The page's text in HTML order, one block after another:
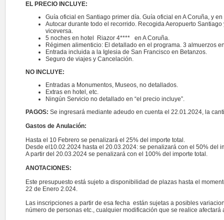
EL PRECIO INCLUYE:
Guía oficial en Santiago primer día. Guía oficial en A Coruña, y
Autocar durante todo el recorrido. Recogida Aeropuerto
viceversa.
5 noches en hotel Riazor 4**** en A Coruña.
Régimen alimenticio: El detallado en el programa. 3 almuerzos
Entrada incluida a la Iglesia de San Francisco en Betanzos.
Seguro de viajes y Cancelación.
NO INCLUYE:
Entradas a Monumentos, Museos, no detallados.
Extras en hotel, etc.
Ningún Servicio no detallado en “el precio incluye”.
PAGOS: Se ingresará mediante adeudo en cuenta el 22.01.2024, la
Gastos de Anulación:
Hasta el 10 Febrero se penalizará el 25% del importe total.
Desde el10.02.2024 hasta el 20.03.2024: se penalizará con el 50% del
A partir del 20.03.2024 se penalizará con el 100% del importe total.
ANOTACIONES:
Este presupuesto está sujeto a disponibilidad de plazas hasta el
22 de Enero 2.024.
Las inscripciones a partir de esa fecha están sujetas a posibles
número de personas etc., cualquier modificación que se realice afectará